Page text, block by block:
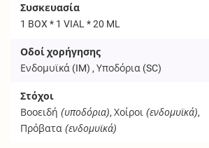
Συσκευασία
1 BOX * 1 VIAL * 20 ML
Οδοί χορήγησης
Ενδομυϊκά (IM) , Υποδόρια (SC)
Στόχοι
Βοοειδή (υποδόρια), Χοίροι (ενδομυϊκά),
Πρόβατα (ενδομυϊκά)